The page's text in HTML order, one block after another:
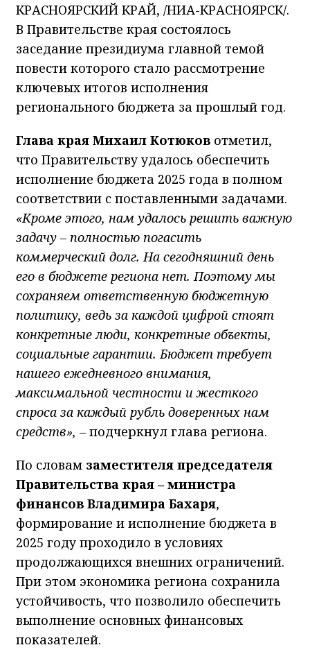
КРАСНОЯРСКИЙ КРАЙ, /НИА-КРАСНОЯРСК/.
В Правительстве края состоялось
заседание президиума главной темой
повести которого стало рассмотрение
ключевых итогов исполнения
регионального бюджета за прошлый год.
Глава края Михаил Котюков отметил,
что Правительству удалось обеспечить
исполнение бюджета 2025 года в полном
соответствии с поставленными задачами.
«Кроме этого, нам удалось решить важную
задачу – полностью погасить
коммерческий долг. На сегодняшний день
его в бюджете региона нет. Поэтому мы
сохраняем ответственную бюджетную
политику, ведь за каждой цифрой стоят
конкретные люди, конкретные объекты,
социальные гарантии. Бюджет требует
нашего ежедневного внимания,
максимальной честности и жесткого
спроса за каждый рубль доверенных нам
средств», – подчеркнул глава региона.
По словам заместителя председателя
Правительства края – министра
финансов Владимира Бахаря,
формирование и исполнение бюджета в
2025 году проходило в условиях
продолжающихся внешних ограничений.
При этом экономика региона сохранила
устойчивость, что позволило обеспечить
выполнение основных финансовых
показателей.